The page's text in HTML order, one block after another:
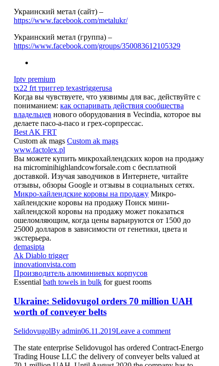
Украинский метал (сайт) –
https://www.facebook.com/metalukr/
Украинский метал (группа) –
https://www.facebook.com/groups/350083612105329
Iptv premium
tx22 frt триггер texastriggerusa
Когда вы чувствуете, что уязвимы для вас, действуйте с
пониманием: как оспаривать действия сообщества
владельцев нового оборудования в Vecindia, которое вы
делаете пасо-а-пасо и грех-сорпрессас.
Best AK FRT
Custom ak mags Custom ak mags
www.factolex.pl
Вы можете купить микрохайлендских коров на продажу
на microminihighlandcowforsale.com с бесплатной
доставкой. Изучая заводчиков в Интернете, читайте
отзывы, обзоры Google и отзывы в социальных сетях.
Микро-хайлендские коровы на продажу Микро-
хайлендские коровы на продажу Поиск мини-
хайлендской коровы на продажу может показаться
ошеломляющим, когда цены варьируются от 1500 до
25000 долларов в зависимости от генетики, цвета и
экстерьера.
demasipta
Ak Diablo trigger
innovationvista.com
Производитель алюминиевых корпусов
Essential bath towels in bulk for guest rooms
Ukraine: Selidovugol orders 70 million UAH
worth of conveyer belts
SelidovugolBy admin06.11.2019Leave a comment
The state enterprise Selidovugol has ordered Contract-Energo
Trading House LLC the delivery of conveyer belts valued at